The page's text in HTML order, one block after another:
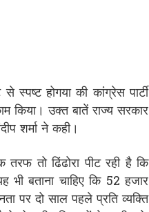
होगया की कांग्रेस पार्टी
उक्त बातें राज्य सरकार
शर्मा ने कही।
तो ढिंढोरा पीट रही है कि
भी बताना चाहिए कि 52 हजार
पर दो साल पहले प्रति व्यक्ति